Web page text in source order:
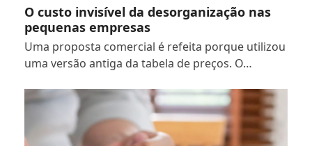
O custo invisível da desorganização nas
pequenas empresas
Uma proposta comercial é refeita porque utilizou
uma versão antiga da tabela de preços. O…